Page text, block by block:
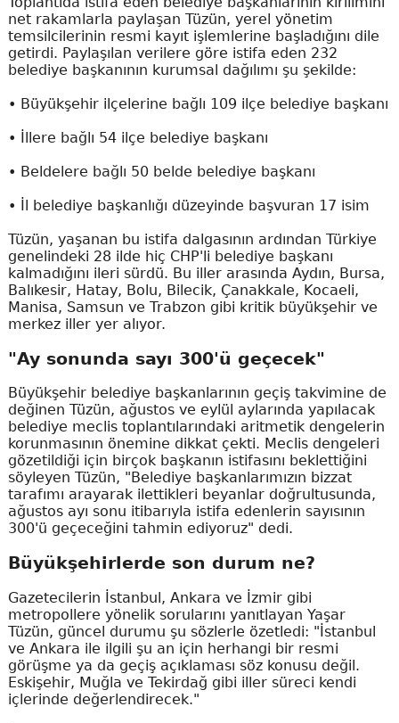
net rakamlarla paylaşan Tüzün, yerel yönetim
temsilcilerinin resmi kayıt işlemlerine başladığını dile
getirdi. Paylaşılan verilere göre istifa eden 232
belediye başkanının kurumsal dağılımı şu şekilde:
• Büyükşehir ilçelerine bağlı 109 ilçe belediye başkanı
• İllere bağlı 54 ilçe belediye başkanı
• Beldelere bağlı 50 belde belediye başkanı
• İl belediye başkanlığı düzeyinde başvuran 17 isim
Tüzün, yaşanan bu istifa dalgasının ardından Türkiye
genelindeki 28 ilde hiç CHP'li belediye başkanı
kalmadığını ileri sürdü. Bu iller arasında Aydın, Bursa,
Balıkesir, Hatay, Bolu, Bilecik, Çanakkale, Kocaeli,
Manisa, Samsun ve Trabzon gibi kritik büyükşehir ve
merkez iller yer alıyor.
"Ay sonunda sayı 300'ü geçecek"
Büyükşehir belediye başkanlarının geçiş takvimine de
değinen Tüzün, ağustos ve eylül aylarında yapılacak
belediye meclis toplantılarındaki aritmetik dengelerin
korunmasının önemine dikkat çekti. Meclis dengeleri
gözetildiği için birçok başkanın istifasını beklettiğini
söyleyen Tüzün, "Belediye başkanlarımızın bizzat
tarafımı arayarak ilettikleri beyanlar doğrultusunda,
ağustos ayı sonu itibarıyla istifa edenlerin sayısının
300'ü geçeceğini tahmin ediyoruz" dedi.
Büyükşehirlerde son durum ne?
Gazetecilerin İstanbul, Ankara ve İzmir gibi
metropollere yönelik sorularını yanıtlayan Yaşar
Tüzün, güncel durumu şu sözlerle özetledi: "İstanbul
ve Ankara ile ilgili şu an için herhangi bir resmi
görüşme ya da geçiş açıklaması söz konusu değil.
Eskişehir, Muğla ve Tekirdağ gibi iller süreci kendi
içlerinde değerlendirecek."